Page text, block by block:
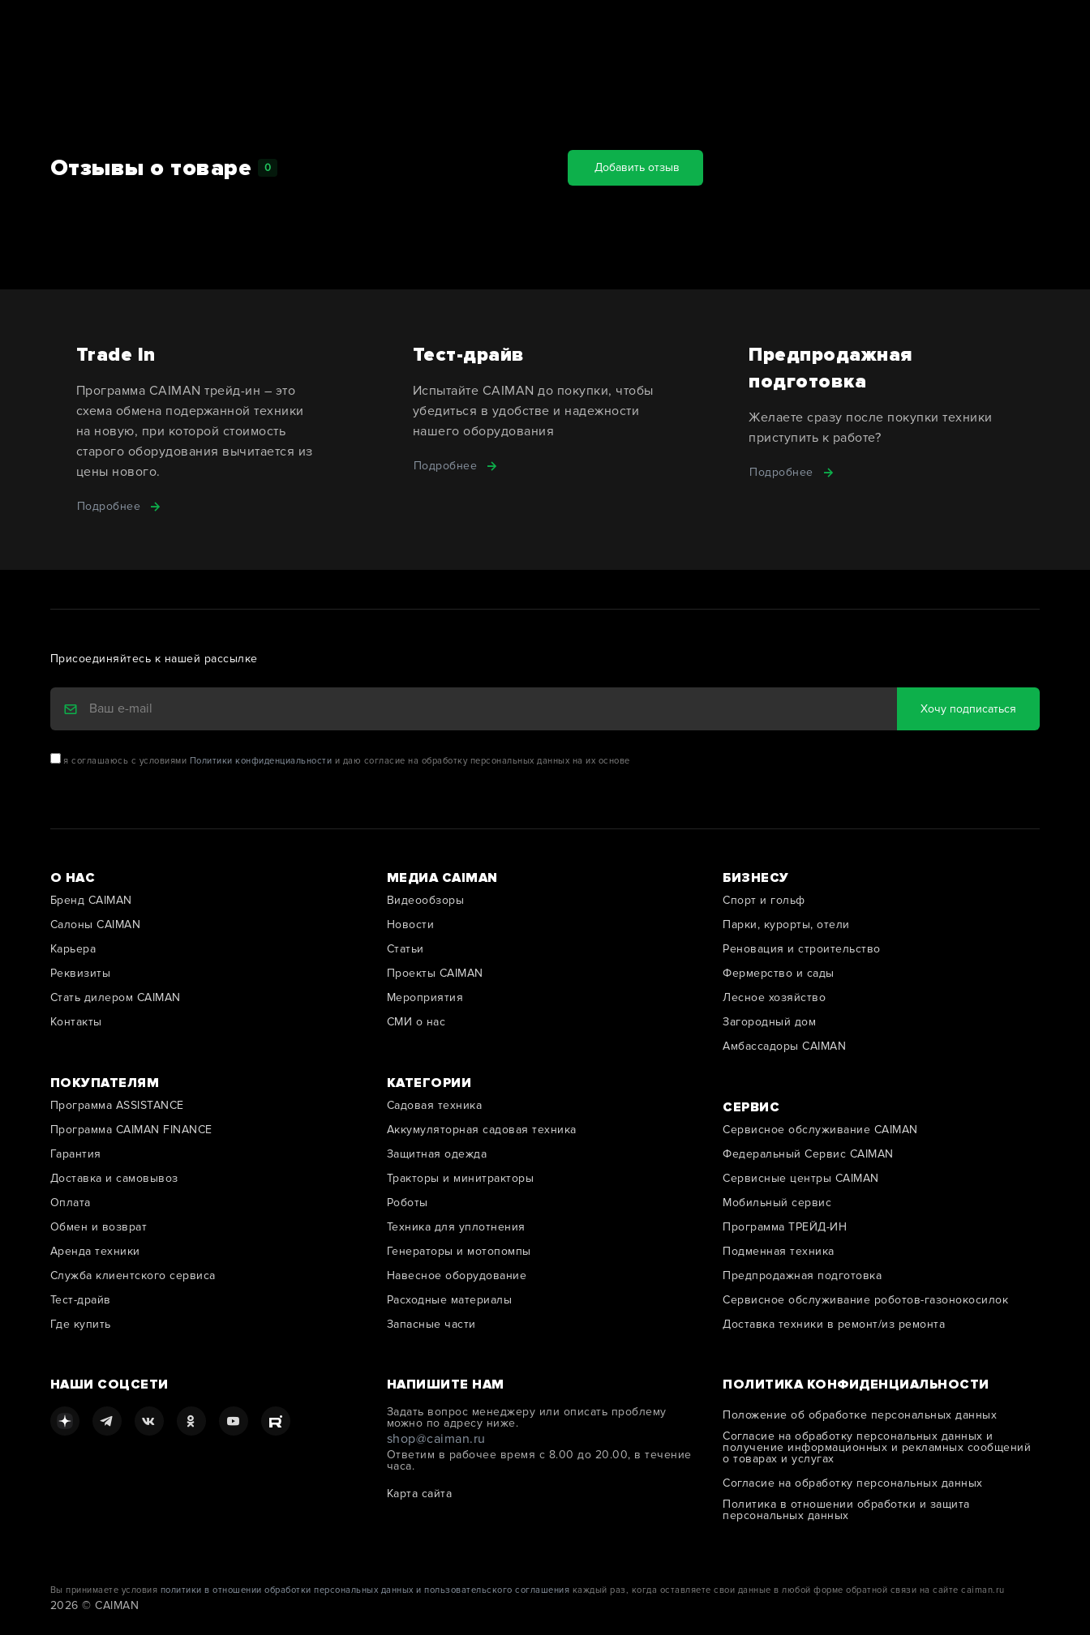
Отзывы о товаре 0 Добавить отзыв
Trade In
Программа CAIMAN трейд-ин – это
схема обмена подержанной техники
на новую, при которой стоимость
старого оборудования вычитается из
цены нового.
Подробнее
Тест-драйв
Испытайте CAIMAN до покупки, чтобы
убедиться в удобстве и надежности
нашего оборудования
Подробнее
Предпродажная
подготовка
Желаете сразу после покупки техники
приступить к работе?
Подробнее
Присоединяйтесь к нашей рассылке
Хочу подписаться
я соглашаюсь с условиями Политики конфиденциальности и даю согласие на обработку персональных данных на их основе
О НАС
Бренд CAIMAN
Салоны CAIMAN
Карьера
Реквизиты
Стать дилером CAIMAN
Контакты
ПОКУПАТЕЛЯМ
Программа ASSISTANCE
Программа CAIMAN FINANCE
Гарантия
Доставка и самовывоз
Оплата
Обмен и возврат
Аренда техники
Служба клиентского сервиса
Тест-драйв
Где купить
МЕДИА CAIMAN
Видеообзоры
Новости
Cтатьи
Проекты CAIMAN
Мероприятия
СМИ о нас
КАТЕГОРИИ
Садовая техника
Аккумуляторная садовая техника
Защитная одежда
Тракторы и минитракторы
Роботы
Техника для уплотнения
Генераторы и мотопомпы
Навесное оборудование
Расходные материалы
Запасные части
БИЗНЕСУ
Спорт и гольф
Парки, курорты, отели
Реновация и строительство
Фермерство и сады
Лесное хозяйство
Загородный дом
Амбассадоры CAIMAN
СЕРВИС
Сервисное обслуживание CAIMAN
Федеральный Сервис CAIMAN
Сервисные центры CAIMAN
Мобильный сервис
Программа ТРЕЙД-ИН
Подменная техника
Предпродажная подготовка
Сервисное обслуживание роботов-газонокосилок
Доставка техники в ремонт/из ремонта
НАШИ СОЦСЕТИ НАПИШИТЕ НАМ
Задать вопрос менеджеру или описать проблему
можно по адресу ниже.
shop@caiman.ru
Ответим в рабочее время с 8.00 до 20.00, в течение
часа.
Карта сайта
ПОЛИТИКА КОНФИДЕНЦИАЛЬНОСТИ
Положение об обработке персональных данных
Согласие на обработку персональных данных и
получение информационных и рекламных сообщений
о товарах и услугах
Согласие на обработку персональных данных
Политика в отношении обработки и защитa
персональных данных
Вы принимаете условия политики в отношении обработки персональных данных и пользовательского соглашения каждый раз, когда оставляете свои данные в любой форме обратной связи на сайте caiman.ru
2026 © CAIMAN